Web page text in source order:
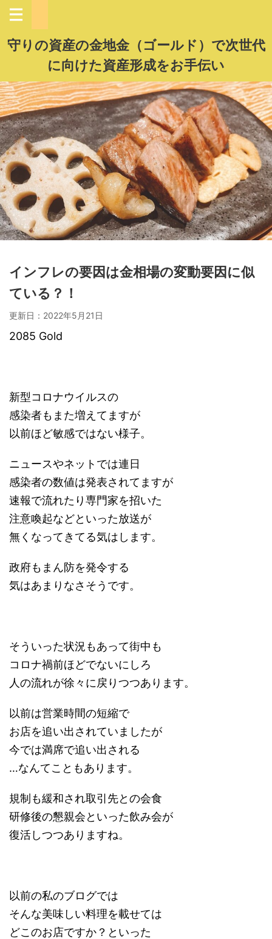
守りの資産の金地金（ゴールド）で次世代
に向けた資産形成をお手伝い
インフレの要因は金相場の変動要因に似
ている？！
更新日： 2022年5月21日
2085 Gold
新型コロナウイルスの
感染者もまた増えてますが
以前ほど敏感ではない様子。
ニュースやネットでは連日
感染者の数値は発表されてますが
速報で流れたり専門家を招いた
注意喚起などといった放送が
無くなってきてる気はします。
政府もまん防を発令する
気はあまりなさそうです。
そういった状況もあって街中も
コロナ禍前ほどでないにしろ
人の流れが徐々に戻りつつあります。
以前は営業時間の短縮で
お店を追い出されていましたが
今では満席で追い出される
…なんてこともあります。
規制も緩和され取引先との会食
研修後の懇親会といった飲み会が
復活しつつありますね。
以前の私のブログでは
そんな美味しい料理を載せては
どこのお店ですか？といった